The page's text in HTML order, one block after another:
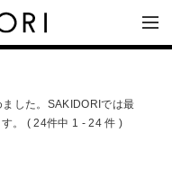
した。SAKIDORIでは最
。 ( 24件中 1 - 24 件 )